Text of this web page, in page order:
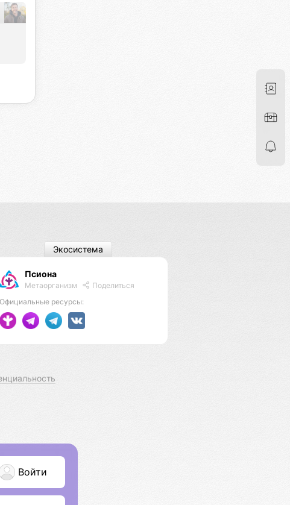
Псиона
Метаорганизм
Поделиться
Официальные ресурсы:
Экосистема
Войти